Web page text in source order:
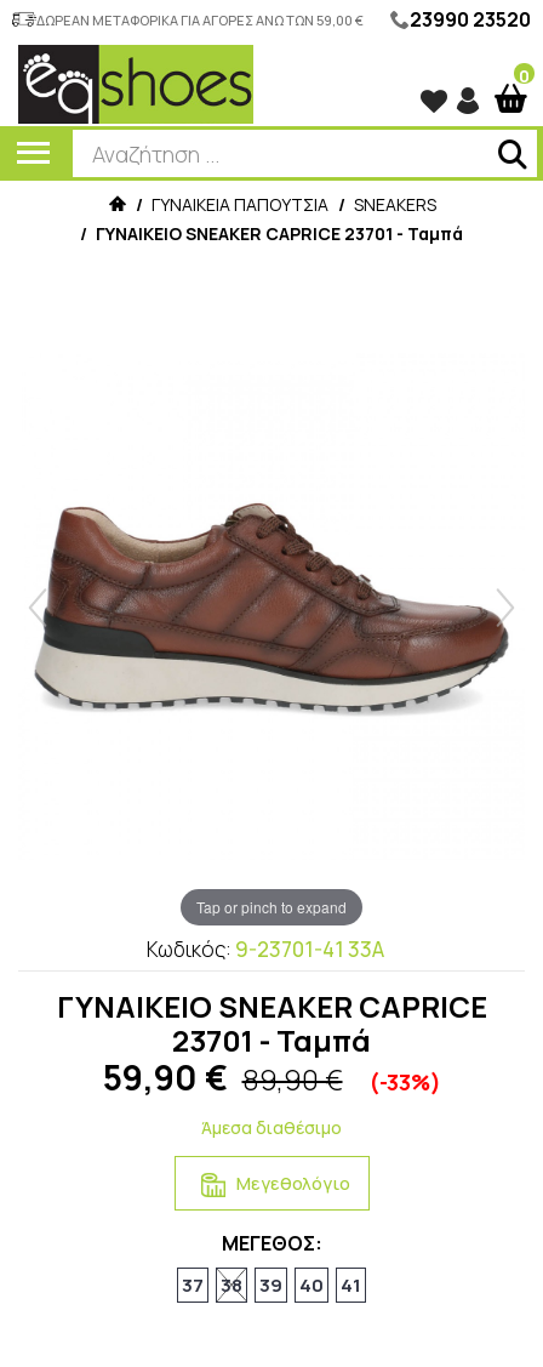
ΔΩΡΕΑΝ ΜΕΤΑΦΟΡΙΚΑ ΓΙΑ ΑΓΟΡΕΣ ΑΝΩ ΤΩΝ 59,00 € 23990 23520
0
/ ΓΥΝΑΙΚΕΙΑ ΠΑΠΟΥΤΣΙΑ / SNEAKERS
/ ΓΥΝΑΙΚΕΙΟ SNEAKER CAPRICE 23701 - Ταμπά
Tap or pinch to expand
Κωδικός: 9-23701-41 33A
ΓΥΝΑΙΚΕΙΟ SNEAKER CAPRICE
23701 - Ταμπά
59,90 €89,90 € (-33%)
Άμεσα διαθέσιμο
Μεγεθολόγιο
ΜΕΓΕΘΟΣ:
37 38 39 40 41